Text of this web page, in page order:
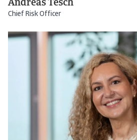
Andreas Tesch
Chief Risk Officer